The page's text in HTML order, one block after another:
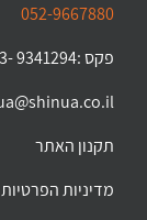
052-9667880
פקס :9341294 -03
תקנון האתר
מדיניות הפרטיות